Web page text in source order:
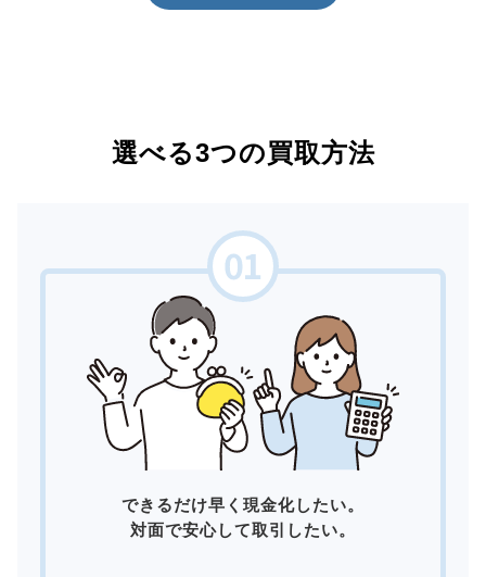
選べる3つの買取方法
できるだけ早く現金化したい。
対面で安心して取引したい。